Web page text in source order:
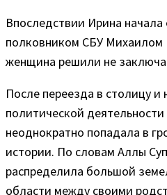
Впоследствии Ирина
полковником СБУ Михаилом
женщина решили не
После переезда в столицу и
политической
неоднократно попадала в
истории. По словам Аллы
распределила большой
области между своими